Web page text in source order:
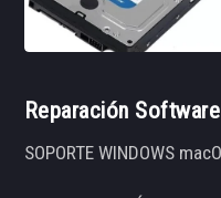
Reparación
SOPORTE WINDOWS